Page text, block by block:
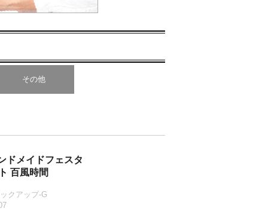
その他
ドメイドフェスタ
百風時間
クアップ-G